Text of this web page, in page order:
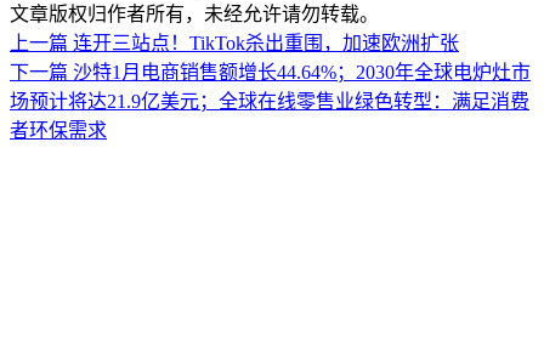
文章版权归作者所有，未经允许请勿转载。
上一篇 连开三站点！TikTok杀出重围，加速欧洲扩张
下一篇 沙特1月电商销售额增长44.64%；2030年全球电炉灶市
场预计将达21.9亿美元；全球在线零售业绿色转型：满足消费
者环保需求